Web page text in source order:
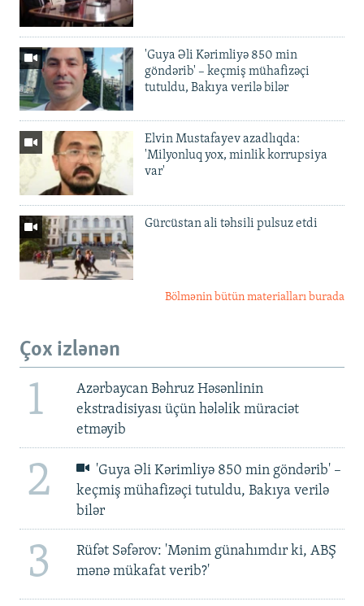
'Guya Əli Kərimliyə 850 min
göndərib' – keçmiş mühafizəçi
tutuldu, Bakıya verilə bilər
Elvin Mustafayev azadlıqda:
'Milyonluq yox, minlik korrupsiya
var'
Gürcüstan ali təhsili pulsuz etdi
Bölmənin bütün materialları burada
Çox izlənən
1
Azərbaycan Bəhruz Həsənlinin
ekstradisiyası üçün hələlik müraciət
etməyib
2
'Guya Əli Kərimliyə 850 min göndərib' –
keçmiş mühafizəçi tutuldu, Bakıya verilə
bilər
3
Rüfət Səfərov: 'Mənim günahımdır ki, ABŞ
mənə mükafat verib?'